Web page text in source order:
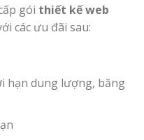
gói thiết kế web
các ưu đãi sau:
hạn dung lượng, băng